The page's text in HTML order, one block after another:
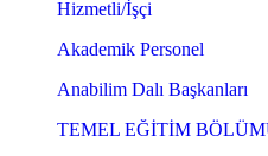
Hizmetli/İşçi
Akademik Personel
Anabilim Dalı Başkanları
TEMEL EĞİTİM